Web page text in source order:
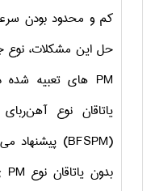
کم و محدود بودن
حل این مشکلات، نوع
PM های تعبیه شده
یاتاقان نوع
(
BFSPM) پیشنهاد
بدون یاتاقان نوع PM